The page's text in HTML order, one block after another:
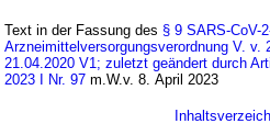
Text in der Fassung des § 9 SARS-CoV-
Arzneimittelversorgungsverordnung V. v.
21.04.2020 V1; zuletzt geändert durch
2023 I Nr. 97 m.W.v. 8. April 2023